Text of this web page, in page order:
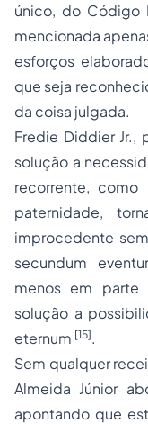
único, do Código
mencionada
esforços
que seja
da coisa julgada.
Fredie Diddier Jr.,
solução a
recorrente,
paternidade,
improcedente
secundum
menos em parte
solução a
eternum [15].
Sem qualquer
Almeida Júnior
apontando que